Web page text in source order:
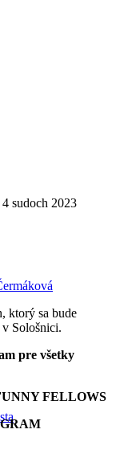
sudoch 2023
ktorý sa bude
Sološnici.
pre všetky
FELLOWS